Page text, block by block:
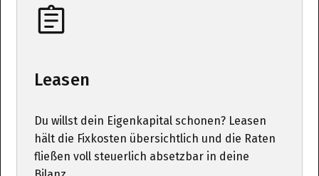
Leasen
Du willst dein Eigenkapital schonen? Leasen
hält die Fixkosten übersichtlich und die Raten
fließen voll steuerlich absetzbar in deine